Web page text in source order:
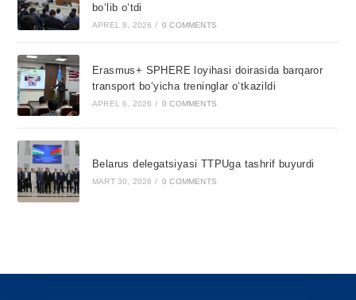
bo‘lib o‘tdi
APREL 8, 2026 / 0 COMMENTS
Erasmus+ SPHERE loyihasi doirasida barqaror
transport bo‘yicha treninglar o‘tkazildi
APREL 6, 2026 / 0 COMMENTS
Belarus delegatsiyasi TTPUga tashrif buyurdi
MART 30, 2026 / 0 COMMENTS